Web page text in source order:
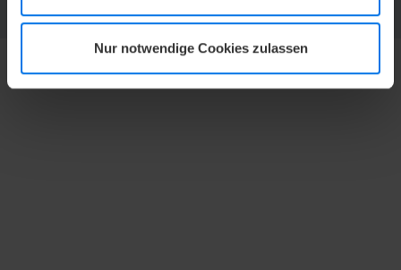
Nur notwendige Cookies zulassen